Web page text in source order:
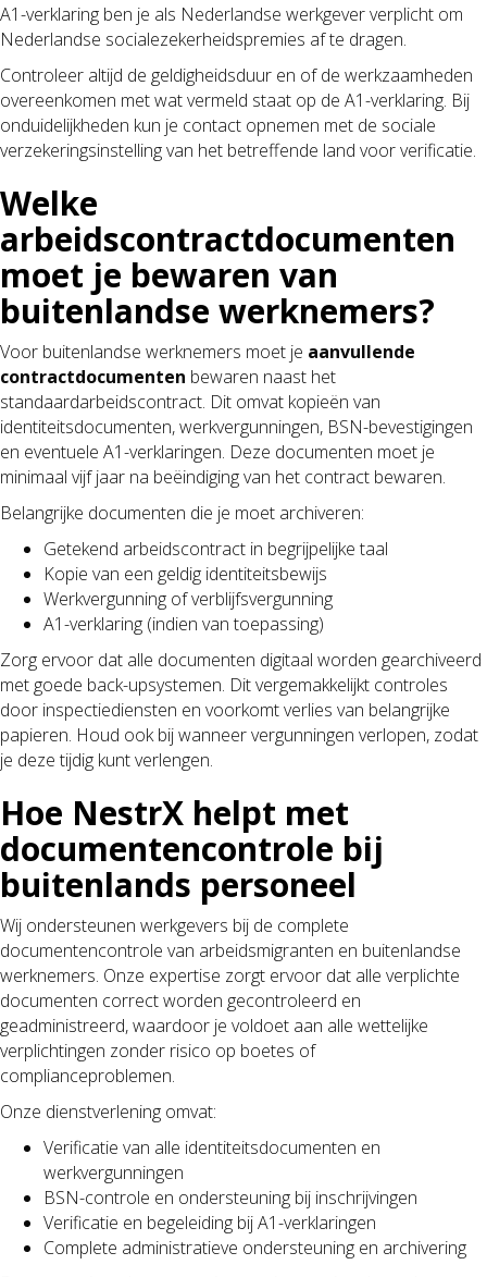
A1-verklaring ben je als Nederlandse werkgever verplicht om
Nederlandse socialezekerheidspremies af te dragen.
Controleer altijd de geldigheidsduur en of de werkzaamheden
overeenkomen met wat vermeld staat op de A1-verklaring. Bij
onduidelijkheden kun je contact opnemen met de sociale
verzekeringsinstelling van het betreffende land voor verificatie.
Welke
arbeidscontractdocumenten
moet je bewaren van
buitenlandse werknemers?
Voor buitenlandse werknemers moet je aanvullende
contractdocumenten bewaren naast het
standaardarbeidscontract. Dit omvat kopieën van
identiteitsdocumenten, werkvergunningen, BSN-bevestigingen
en eventuele A1-verklaringen. Deze documenten moet je
minimaal vijf jaar na beëindiging van het contract bewaren.
Belangrijke documenten die je moet archiveren:
Getekend arbeidscontract in begrijpelijke taal
Kopie van een geldig identiteitsbewijs
Werkvergunning of verblijfsvergunning
A1-verklaring (indien van toepassing)
Zorg ervoor dat alle documenten digitaal worden gearchiveerd
met goede back-upsystemen. Dit vergemakkelijkt controles
door inspectiediensten en voorkomt verlies van belangrijke
papieren. Houd ook bij wanneer vergunningen verlopen, zodat
je deze tijdig kunt verlengen.
Hoe NestrX helpt met
documentencontrole bij
buitenlands personeel
Wij ondersteunen werkgevers bij de complete
documentencontrole van arbeidsmigranten en buitenlandse
werknemers. Onze expertise zorgt ervoor dat alle verplichte
documenten correct worden gecontroleerd en
geadministreerd, waardoor je voldoet aan alle wettelijke
verplichtingen zonder risico op boetes of
complianceproblemen.
Onze dienstverlening omvat:
Verificatie van alle identiteitsdocumenten en
werkvergunningen
BSN-controle en ondersteuning bij inschrijvingen
Verificatie en begeleiding bij A1-verklaringen
Complete administratieve ondersteuning en archivering